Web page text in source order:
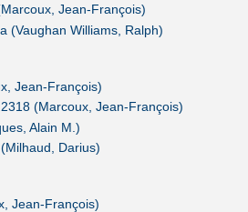
Jean-François)
(Vaughan Williams, Ralph)
Jean-François)
(Marcoux, Jean-François)
Alain M.)
Darius)
Jean-François)